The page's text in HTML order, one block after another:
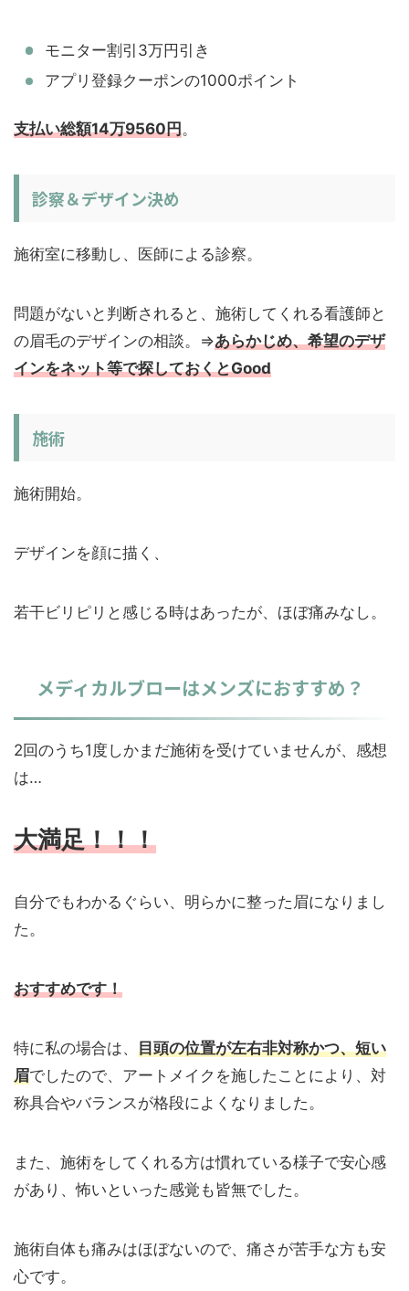
モニター割引3万円引き
アプリ登録クーポンの1000ポイント
支払い総額14万9560円。
診察＆デザイン決め
施術室に移動し、医師による診察。
問題がないと判断されると、施術してくれる看護師と
の眉毛のデザインの相談。⇒あらかじめ、希望のデザ
インをネット等で探しておくとGood
施術
施術開始。
デザインを顔に描く、
若干ビリピリと感じる時はあったが、ほぼ痛みなし。
メディカルブローはメンズにおすすめ？
2回のうち1度しかまだ施術を受けていませんが、感想
は…
大満足！！！
自分でもわかるぐらい、明らかに整った眉になりまし
た。
おすすめです！
特に私の場合は、 目頭の位置が左右非対称かつ、短い
眉でしたので、アートメイクを施したことにより、対
称具合やバランスが格段によくなりました。
また、施術をしてくれる方は慣れている様子で安心感
があり、怖いといった感覚も皆無でした。
施術自体も痛みはほぼないので、痛さが苦手な方も安
心です。